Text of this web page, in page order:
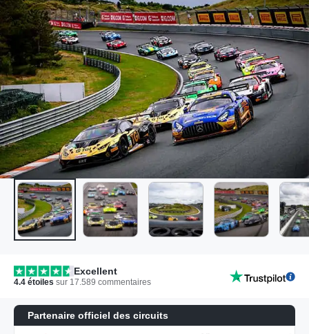
Excellent
4.4 étoiles sur 17.589 commentaires
Partenaire officiel des circuits